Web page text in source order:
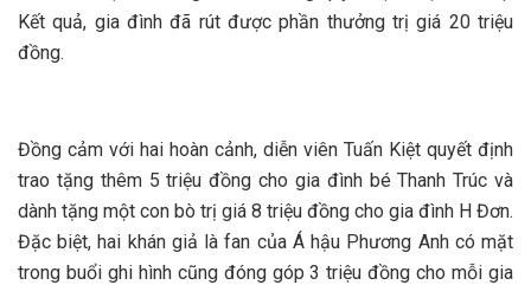
Kết quả, gia đình đã rút được phần thưởng trị giá 20 triệu
đồng.
Đồng cảm với hai hoàn cảnh, diễn viên Tuấn Kiệt quyết định
trao tặng thêm 5 triệu đồng cho gia đình bé Thanh Trúc và
dành tặng một con bò trị giá 8 triệu đồng cho gia đình H Đơn.
Đặc biệt, hai khán giả là fan của Á hậu Phương Anh có mặt
trong buổi ghi hình cũng đóng góp 3 triệu đồng cho mỗi gia